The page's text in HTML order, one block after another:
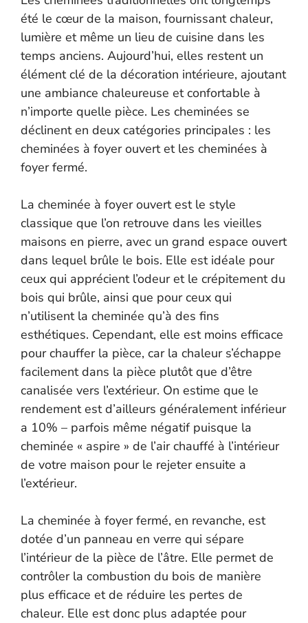
été le cœur de la maison, fournissant chaleur,
lumière et même un lieu de cuisine dans les
temps anciens. Aujourd’hui, elles restent un
élément clé de la décoration intérieure, ajoutant
une ambiance chaleureuse et confortable à
n’importe quelle pièce. Les cheminées se
déclinent en deux catégories principales : les
cheminées à foyer ouvert et les cheminées à
foyer fermé.
La cheminée à foyer ouvert est le style
classique que l’on retrouve dans les vieilles
maisons en pierre, avec un grand espace ouvert
dans lequel brûle le bois. Elle est idéale pour
ceux qui apprécient l’odeur et le crépitement du
bois qui brûle, ainsi que pour ceux qui
n’utilisent la cheminée qu’à des fins
esthétiques. Cependant, elle est moins efficace
pour chauffer la pièce, car la chaleur s’échappe
facilement dans la pièce plutôt que d’être
canalisée vers l’extérieur. On estime que le
rendement est d’ailleurs généralement inférieur
a 10% – parfois même négatif puisque la
cheminée « aspire » de l’air chauffé à l’intérieur
de votre maison pour le rejeter ensuite a
l’extérieur.
La cheminée à foyer fermé, en revanche, est
dotée d’un panneau en verre qui sépare
l’intérieur de la pièce de l’âtre. Elle permet de
contrôler la combustion du bois de manière
plus efficace et de réduire les pertes de
chaleur. Elle est donc plus adaptée pour